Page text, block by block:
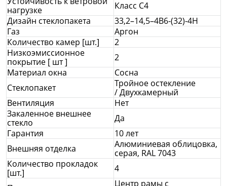
нагрузке
Класс С4
Дизайн стеклопакета
33,2–14,5–4В6-(32)-4Н
Газ
Аргон
Количество камер [шт.]
2
Низкоэмиссионное
покрытие [ шт ]
2
Материал окна
Сосна
Стеклопакет
Тройное остекление
/ Двухкамерный
Вентиляция
Нет
Закаленное внешнее
стекло
Да
Гарантия
10 лет
Внешняя отделка
Алюминиевая облицовка,
серая, RAL 7043
Количество прокладок
[шт.]
4
Центр рамы с